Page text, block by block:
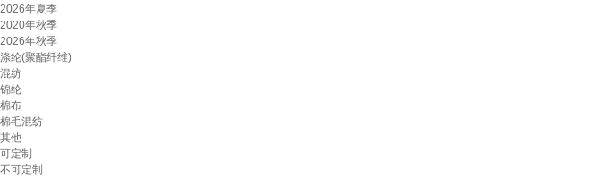
2026年夏季
2020年秋季
2026年秋季
涤纶(聚酯纤维)
混纺
锦纶
棉布
棉毛混纺
其他
可定制
不可定制